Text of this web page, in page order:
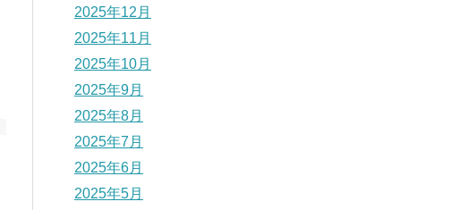
2025年12月
2025年11月
2025年10月
2025年9月
2025年8月
2025年7月
2025年6月
2025年5月